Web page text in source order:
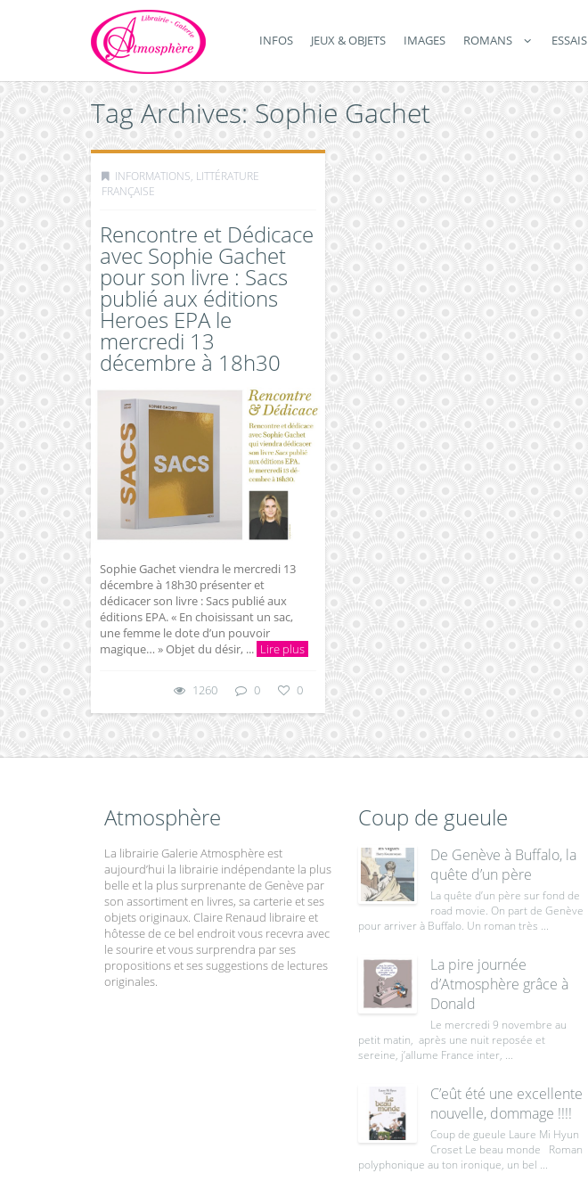
INFOS JEUX & OBJETS IMAGES ROMANS ESSAIS
Tag Archives: Sophie Gachet
INFORMATIONS, LITTÉRATURE
FRANÇAISE
Rencontre et Dédicace
avec Sophie Gachet
pour son livre : Sacs
publié aux éditions
Heroes EPA le
mercredi 13
décembre à 18h30
Sophie Gachet viendra le mercredi 13
décembre à 18h30 présenter et
dédicacer son livre : Sacs publié aux
éditions EPA. « En choisissant un sac,
une femme le dote d’un pouvoir
magique… » Objet du désir, ... Lire plus
1260 0 0
Atmosphère
La librairie Galerie Atmosphère est
aujourd’hui la librairie indépendante la plus
belle et la plus surprenante de Genève par
son assortiment en livres, sa carterie et ses
objets originaux. Claire Renaud libraire et
hôtesse de ce bel endroit vous recevra avec
le sourire et vous surprendra par ses
propositions et ses suggestions de lectures
originales.
Coup de gueule
De Genève à Buffalo, la
quête d’un père
La quête d’un père sur fond de
road movie. On part de Genève
pour arriver à Buffalo. Un roman très ...
La pire journée
d’Atmosphère grâce à
Donald
Le mercredi 9 novembre au
petit matin, après une nuit reposée et
sereine, j’allume France inter, ...
C’eût été une excellente
nouvelle, dommage !!!!
Coup de gueule Laure Mi Hyun
Croset Le beau monde Roman
polyphonique au ton ironique, un bel ...